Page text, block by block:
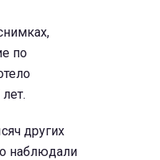
по
других
наблюдали